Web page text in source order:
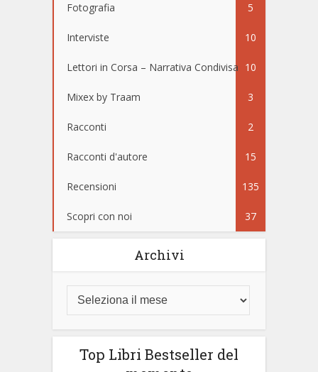
Fotografia 5
Interviste 10
Lettori in Corsa – Narrativa Condivisa 10
Mixex by Traam 3
Racconti 2
Racconti d'autore 15
Recensioni 135
Scopri con noi 37
Archivi
Top Libri Bestseller del